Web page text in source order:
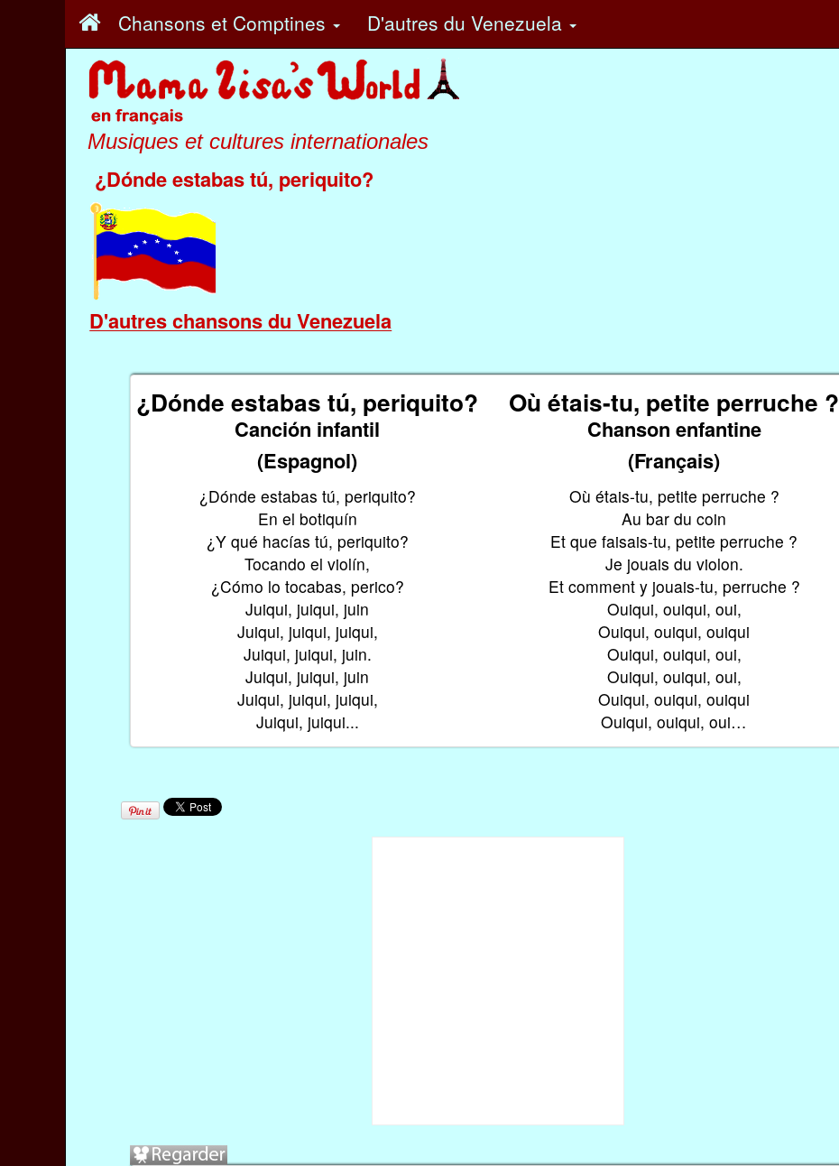
Chansons et Comptines D'autres du Venezuela
Musiques et cultures internationales
¿Dónde estabas tú, periquito?
D'autres chansons du Venezuela
¿Dónde estabas tú, periquito? Où étais-tu, petite perruche ?
Canción infantil
Chanson enfantine
(Espagnol)
(Français)
¿Dónde estabas tú, periquito?
En el botiquín
¿Y qué hacías tú, periquito?
Tocando el violín,
¿Cómo lo tocabas, perico?
Juiqui, juiqui, juin
Juiqui, juiqui, juiqui,
Juiqui, juiqui, juin.
Juiqui, juiqui, juin
Juiqui, juiqui, juiqui,
Juiqui, juiqui...
Où étais-tu, petite perruche ?
Au bar du coin
Et que faisais-tu, petite perruche ?
Je jouais du violon.
Et comment y jouais-tu, perruche ?
Ouiqui, ouiqui, oui,
Ouiqui, ouiqui, ouiqui
Ouiqui, ouiqui, oui,
Ouiqui, ouiqui, oui,
Ouiqui, ouiqui, ouiqui
Ouiqui, ouiqui, oui…